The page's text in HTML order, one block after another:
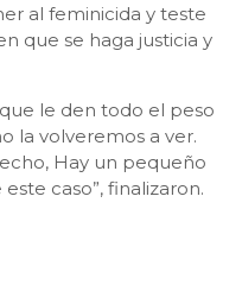
al feminicida y teste
que se haga justicia y
le den todo el peso
la volveremos a ver.
Hay un pequeño
caso”, finalizaron.